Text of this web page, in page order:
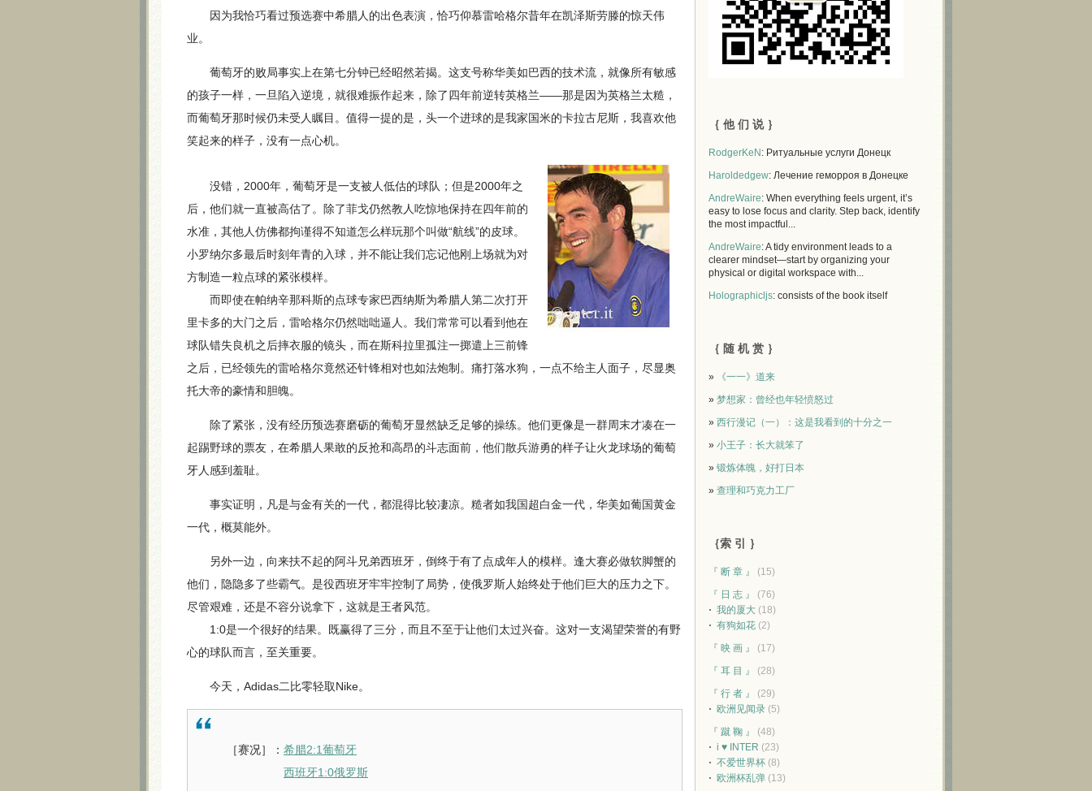
因为我恰巧看过预选赛中希腊人的出色表演，恰巧仰慕雷哈格尔昔年在凯泽斯劳滕的惊天伟
业。
葡萄牙的败局事实上在第七分钟已经昭然若揭。这支号称华美如巴西的技术流，就像所有敏感
的孩子一样，一旦陷入逆境，就很难振作起来，除了四年前逆转英格兰——那是因为英格兰太糙，
而葡萄牙那时候仍未受人瞩目。值得一提的是，头一个进球的是我家国米的卡拉古尼斯，我喜欢他
笑起来的样子，没有一点心机。
没错，2000年，葡萄牙是一支被人低估的球队；但是2000年之
后，他们就一直被高估了。除了菲戈仍然教人吃惊地保持在四年前的
水准，其他人仿佛都拘谨得不知道怎么样玩那个叫做“航线”的皮球。
小罗纳尔多最后时刻年青的入球，并不能让我们忘记他刚上场就为对
方制造一粒点球的紧张模样。
而即使在帕纳辛那科斯的点球专家巴西纳斯为希腊人第二次打开
里卡多的大门之后，雷哈格尔仍然咄咄逼人。我们常常可以看到他在
球队错失良机之后摔衣服的镜头，而在斯科拉里孤注一掷遣上三前锋
之后，已经领先的雷哈格尔竟然还针锋相对也如法炮制。痛打落水狗，一点不给主人面子，尽显奥
托大帝的豪情和胆魄。
除了紧张，没有经历预选赛磨砺的葡萄牙显然缺乏足够的操练。他们更像是一群周末才凑在一
起踢野球的票友，在希腊人果敢的反抢和高昂的斗志面前，他们散兵游勇的样子让火龙球场的葡萄
牙人感到羞耻。
事实证明，凡是与金有关的一代，都混得比较凄凉。糙者如我国超白金一代，华美如葡国黄金
一代，概莫能外。
另外一边，向来扶不起的阿斗兄弟西班牙，倒终于有了点成年人的模样。逢大赛必做软脚蟹的
他们，隐隐多了些霸气。是役西班牙牢牢控制了局势，使俄罗斯人始终处于他们巨大的压力之下。
尽管艰难，还是不容分说拿下，这就是王者风范。
1:0是一个很好的结果。既赢得了三分，而且不至于让他们太过兴奋。这对一支渴望荣誉的有野
心的球队而言，至关重要。
今天，Adidas二比零轻取Nike。
［赛况］： 希腊2:1葡萄牙
西班牙1:0俄罗斯
｛ 他 们 说 ｝
RodgerKeN : Ритуальные услуги Донецк
Haroldedgew: Лечение геморроя в Донецке
AndreWaire: When everything feels urgent, it’s
easy to lose focus and clarity. Step back, identify
the most impactful...
AndreWaire: A tidy environment leads to a
clearer mindset—start by organizing your
physical or digital workspace with...
Holographicljs: consists of the book itself
｛ 随 机 赏 ｝
»
《一一》道来
» 梦想家：曾经也年轻愤怒过
» 西行漫记（一）：这是我看到的十分之一
» 小王子：长大就笨了
» 锻炼体魄，好打日本
» 查理和巧克力工厂
｛索 引 ｝
『 断 章 』
(15)
『 日 志 』
(76)
我的厦大 (18)
有狗如花 (2)
『 映 画 』
(17)
『 耳 目 』
(28)
『 行 者 』
(29)
欧洲见闻录 (5)
『 蹴 鞠 』
(48)
i ♥ INTER (23)
不爱世界杯 (8)
欧洲杯乱弹 (13)